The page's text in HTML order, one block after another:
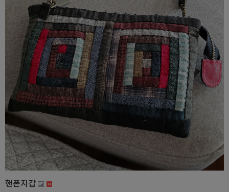
핸폰지갑